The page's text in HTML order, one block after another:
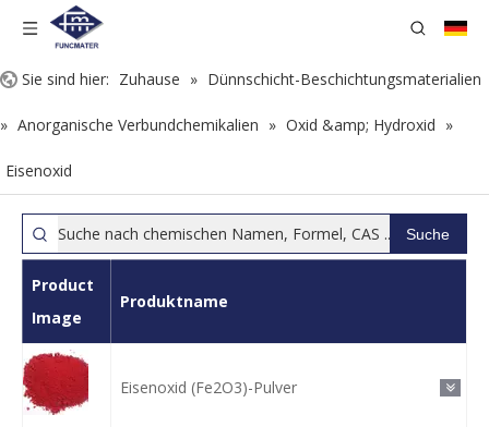
Sie sind hier: Zuhause » Dünnschicht-Beschichtungsmaterialien
» Anorganische Verbundchemikalien » Oxid &amp; Hydroxid »
Eisenoxid
Suche
Product
Image
Produktname
Eisenoxid (Fe2O3)-Pulver